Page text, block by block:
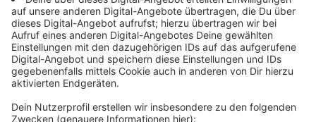
dadurch abzuwehren, dass er einmal auf den
Kopfbereich schoss“. Die Polizei war Ende Oktober
alarmiert worden, weil der 31-Jährige versuchte,
gewaltsam in das Haus seiner Eltern einzudringen. Die
Mutter hatte den Notruf gewählt. Nach Angaben der
Ermittler hatte der Beamte nur einen Schuss
abgegeben. Der 31-Jährige war vor Ort gestorben.